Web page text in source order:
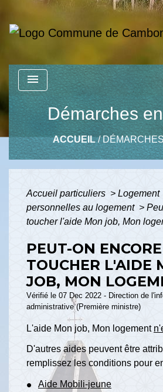
menu
Démarches
ACCUEIL/
Accueil particuliers > Logement
personnelles au logement >
toucher l'aide Mon job, Mon
PEUT-ON ENCORE
TOUCHER L'AIDE
JOB, MON
Vérifié le 07 Dec 2022 - Direction de
administrative (Première ministre)
L'aide Mon job, Mon logement
D'autres aides peuvent être
remplissez les conditions pour
Aide Mobili-jeune